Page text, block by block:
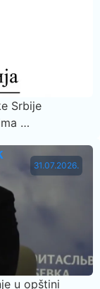
Srbije
…
31.07.2026.
u opštini